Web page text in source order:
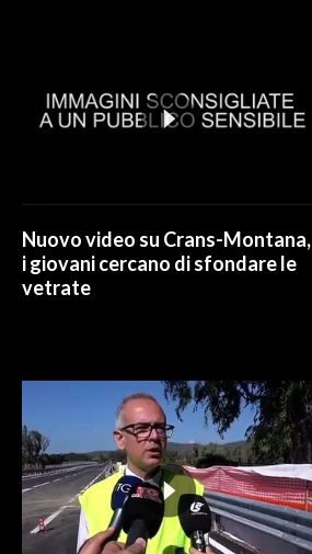
Nuovo video su Crans-Montana,
i giovani cercano di sfondare le
vetrate